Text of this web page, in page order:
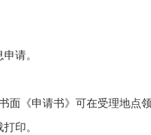
请。
面《申请书》可在受理地点
印。